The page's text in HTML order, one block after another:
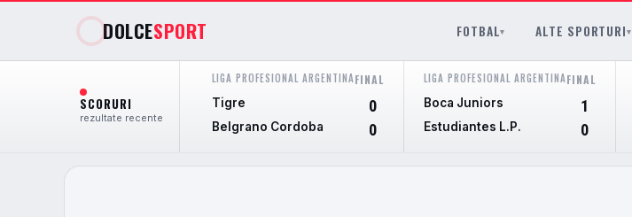
DOLCESPORT FOTBAL▾ ALTE SPORTURI▾
SCORURI
rezultate recente
LIGA PROFESIONAL ARGENTINAFINAL
Tigre 0
Belgrano Cordoba 0
LIGA PROFESIONAL ARGENTINAFINAL
Boca Juniors 1
Estudiantes L.P. 0